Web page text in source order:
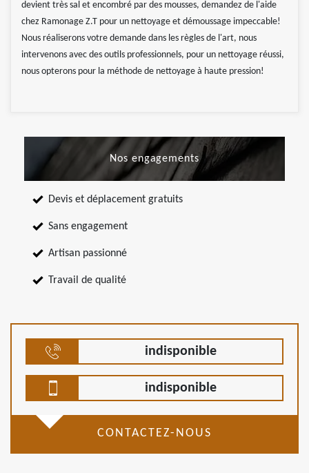
devient très sal et encombré par des mousses, demandez de l'aide
chez Ramonage Z.T pour un nettoyage et démoussage impeccable!
Nous réaliserons votre demande dans les règles de l'art, nous
intervenons avec des outils professionnels, pour un nettoyage réussi,
nous opterons pour la méthode de nettoyage à haute pression!
Nos engagements
Devis et déplacement gratuits
Sans engagement
Artisan passionné
Travail de qualité
indisponible
indisponible
CONTACTEZ-NOUS